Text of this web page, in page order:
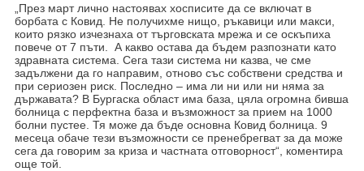
„През март лично настоявах хосписите да се включат в
борбата с Ковид. Не получихме нищо, ръкавици или макси,
които рязко изчезнаха от търговската мрежа и се оскъпиха
повече от 7 пъти. А какво остава да бъдем разпознати като
здравната система. Сега тази система ни казва, че сме
задължени да го направим, отново със собствени средства и
при сериозен риск. Последно – има ли ни или ни няма за
държавата? В Бургаска област има база, цяла огромна бивша
болница с перфектна база и възможност за прием на 1000
болни пустее. Тя може да бъде основна Ковид болница. 9
месеца обаче тези възможности се пренебрегват за да може
сега да говорим за криза и частната отговорност“, коментира
още той.